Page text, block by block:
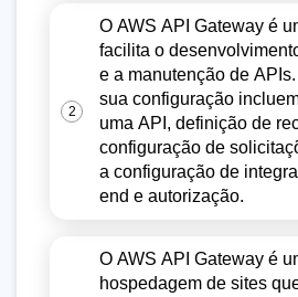
2
O AWS API Gateway é
facilita o
e a manutenção de
sua configuração
uma API, definição de
configuração de
a configuração de
end e autorização.
O AWS API Gateway é
hospedagem de sites